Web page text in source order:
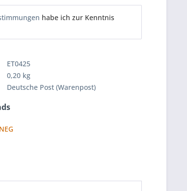
habe ich zur Kenntnis
ET0425
0,20 kg
Deutsche Post (Warenpost)